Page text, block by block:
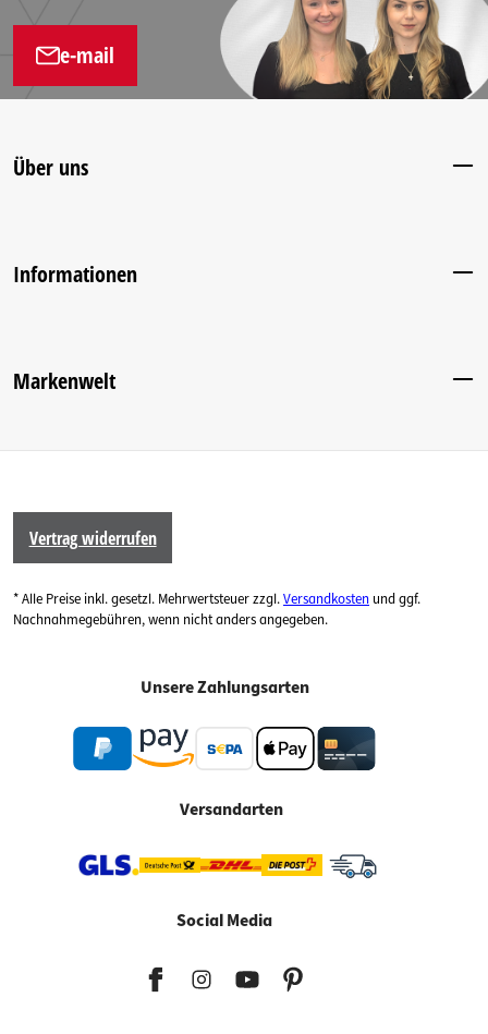
e-mail
Über uns
Informationen
Markenwelt
Vertrag widerrufen
* Alle Preise inkl. gesetzl. Mehrwertsteuer zzgl.Versandkosten und ggf.
Nachnahmegebühren, wenn nicht anders angegeben.
Unsere Zahlungsarten
Versandarten
Social Media